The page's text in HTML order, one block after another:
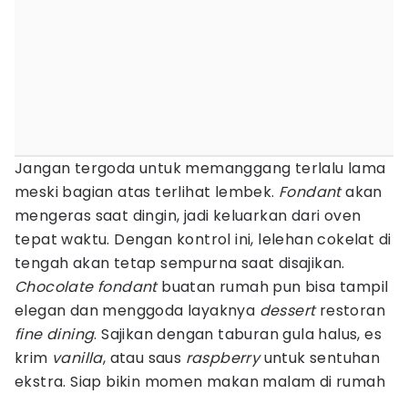
Jangan tergoda untuk memanggang terlalu lama
meski bagian atas terlihat lembek. Fondantakan
mengeras saat dingin, jadi keluarkan dari oven
tepat waktu. Dengan kontrol ini, lelehan cokelat di
tengah akan tetap sempurna saat disajikan.
Chocolate fondantbuatan rumah pun bisa tampil
elegan dan menggoda layaknya dessertrestoran
fine dining. Sajikan dengan taburan gula halus, es
krim vanilla, atau saus raspberryuntuk sentuhan
ekstra. Siap bikin momen makan malam di rumah